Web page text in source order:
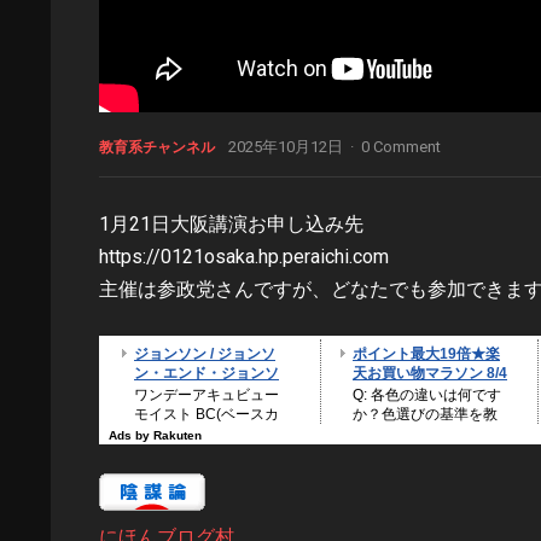
教育系チャンネル 2025年10月12日 · 0 Comment
1月21日大阪講演お申し込み先
https://0121osaka.hp.peraichi.com
主催は参政党さんですが、どなたでも参加できま